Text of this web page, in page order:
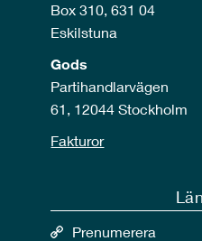
Box 310, 631 04
Eskilstuna
Gods
Partihandlarvägen
61, 12044 Stockholm
Fakturor
Prenumerera